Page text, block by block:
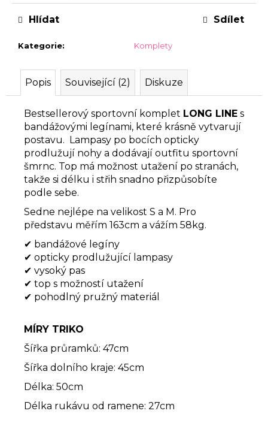
Kategorie: Komplety
Hlídat Sdílet
Popis Související (2) Diskuze
Bestsellerový sportovní komplet LONG LINE s
bandážovými legínami, které krásně vytvarují
postavu. Lampasy po bocích opticky
prodlužují nohy a dodávají outfitu sportovní
šmrnc. Top má možnost utažení po stranách,
takže si délku i střih snadno přizpůsobíte
podle sebe.
Sedne nejlépe na velikost S a M. Pro
představu měřím 163cm a vážím 58kg.
✔ bandážové legíny
✔ opticky prodlužující lampasy
✔ vysoký pas
✔ top s možností utažení
✔ pohodlný pružný materiál
MÍRY TRIKO
Šířka průramků: 47cm
Šířka dolního kraje: 45cm
Délka: 50cm
Délka rukávu od ramene: 27cm